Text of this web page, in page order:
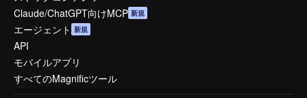
Claude/ChatGPT向けMCP 新規
エージェント 新規
API
モバイルアプリ
すべてのMagnificツール